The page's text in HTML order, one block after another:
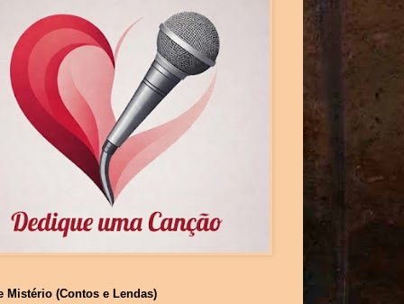
Mistério (Contos e Lendas)